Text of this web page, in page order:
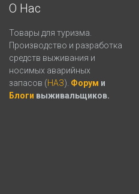
О Нас
Товары для туризма.
Производство и разработка
средств выживания и
носимых аварийных
запасов (НАЗ). Форум и
Блоги выживальщиков.